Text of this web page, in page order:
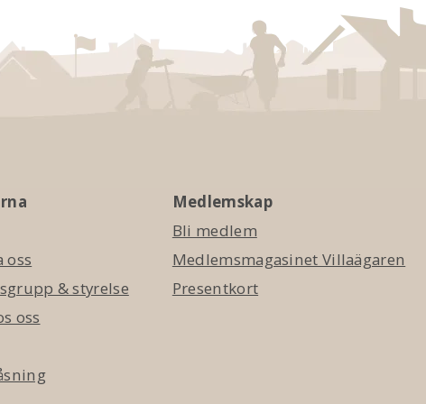
oss
& styrelse
oss
Medlemskap
Bli medlem
Medlemsmagasinet Villaägaren
Presentkort